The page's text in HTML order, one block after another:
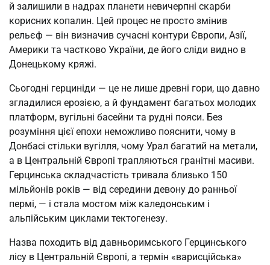
й залишили в надрах планети невичерпні скарби
корисних копалин. Цей процес не просто змінив
рельєф — він визначив сучасні контури Європи, Азії,
Америки та частково України, де його сліди видно в
Донецькому кряжі.
Сьогодні герциніди — це не лише древні гори, що давно
згладилися ерозією, а й фундамент багатьох молодих
платформ, вугільні басейни та рудні пояси. Без
розуміння цієї епохи неможливо пояснити, чому в
Донбасі стільки вугілля, чому Урал багатий на метали,
а в Центральній Європі трапляються гранітні масиви.
Герцинська складчастість тривала близько 150
мільйонів років — від середини девону до ранньої
пермі, — і стала мостом між каледонським і
альпійським циклами тектогенезу.
Назва походить від давньоримського Герцинського
лісу в Центральній Європі, а термін «варисційська»